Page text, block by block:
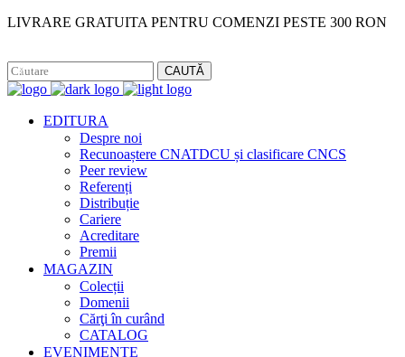
LIVRARE GRATUITA PENTRU COMENZI PESTE 300 RON
CAUTĂ
EDITURA
Despre noi
Recunoaștere CNATDCU și clasificare CNCS
Peer review
Referenți
Distribuție
Cariere
Acreditare
Premii
MAGAZIN
Colecții
Domenii
Cărţi în curând
CATALOG
EVENIMENTE